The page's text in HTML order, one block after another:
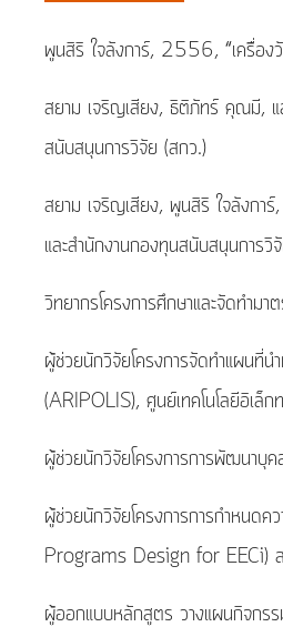
พูนสิริ ใจลังการ์, 2556, “เครื่อง
สยาม เจริญเสียง, ธิติภัทร์ คุณมี, แ
สนับสนุนการวิจัย (สกว.)
สยาม เจริญเสียง, พูนสิริ ใจลังกา
และสำนักงานกองทุนสนับสนุนการวิ
วิทยากรโครงการศึกษาและจัดทำ
ผู้ช่วยนักวิจัยโครงการจัดทำแผนที่
(ARIPOLIS), ศูนย์เทคโนโลยีอิเ
ผู้ช่วยนักวิจัยโครงการการพัฒนาบุ
ผู้ช่วยนักวิจัยโครงการการกำหนด
Programs Design for EECi) ส
ผู้ออกแบบหลักสูตร วางแผนกิจกรร